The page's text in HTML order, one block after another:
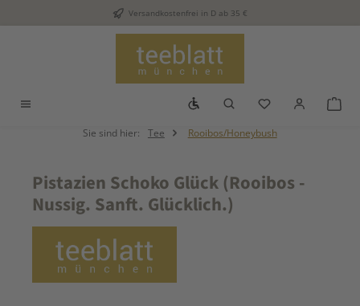
Zum Hauptinhalt springenVersandkostenfrei in D ab 35 €
Werkzeugleiste anzeigen
Du hast 0
Sie sind hier: Tee Rooibos/Honeybush
Pistazien Schoko Glück (Rooibos -
Nussig. Sanft. Glücklich.)